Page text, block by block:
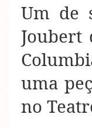
Um de
Joubert
uma
no